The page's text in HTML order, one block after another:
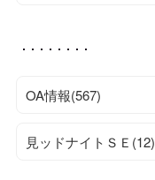
OA情報(567)
見ッドナイトＳＥ(12)